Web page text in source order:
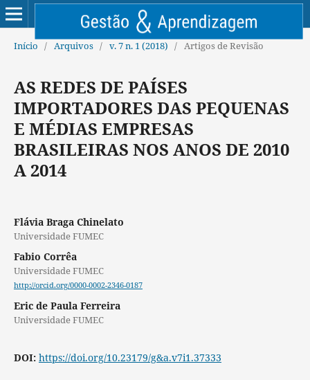
Início / Arquivos / v. 7 n. 1 (2018) / Artigos de Revisão
AS REDES DE PAÍSES
IMPORTADORES DAS PEQUENAS
E MÉDIAS EMPRESAS
BRASILEIRAS NOS ANOS DE 2010
A 2014
Flávia Braga Chinelato
Universidade FUMEC
Fabio Corrêa
Universidade FUMEC
http://orcid.org/0000-0002-2346-0187
Eric de Paula Ferreira
Universidade FUMEC
DOI: https://doi.org/10.23179/g&a.v7i1.37333